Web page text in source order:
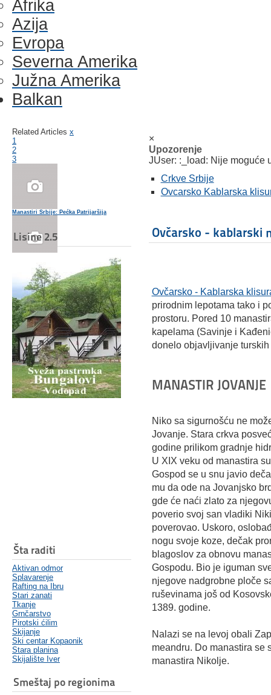
Afrika
Azija
Evropa
Severna Amerika
Južna Amerika
Balkan
Related Articles x
1
2
3
Manastiri Srbije: Pećka Patrijaršija
Manastir Koporin
Manastiri Srbije: Manastir Gračanica
Lisine 2.5
Šta raditi
Aktivan odmor
Splavarenje
Rafting na Ibru
Stari zanati
Tkanje
Grnčarstvo
Pirotski ćilim
Skijanje
Ski centar Kopaonik
Stara planina
Skijalište Iver
Smeštaj po regionima
×
Upozorenje
JUser: :_load: Nije moguće
Crkve Srbije
Ovcarsko Kablarska
Ovčarsko - kablarski
Ovčarsko - Kablarska
prirodnim lepotama tako i
prostoru. Pored 10
kapelama (Savinje i
donelo objavljivanje
MANASTIR JOVANJE
Niko sa sigurnošću ne
Jovanje. Stara crkva
godine prilikom gradnje
U XIX veku od manastira
Gospod se u snu javio
mu da ode na Jovanjsko
gde će naći zlato za
poverio svoj san vladiki
poverovao. Uskoro,
nogu svoje koze, dečak
blagoslov za obnovu
Gospodu. Bio je iguman
njegove nadgrobne ploče
ruševinama još od
1389. godine.
Nalazi se na levoj obali
meandru. Do manastira se
manastira Nikolje.